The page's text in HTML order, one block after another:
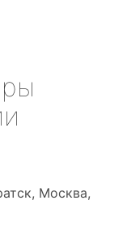
Москва,